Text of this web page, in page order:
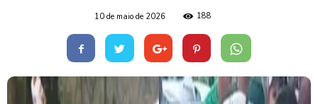
10 de maio de 2026 188